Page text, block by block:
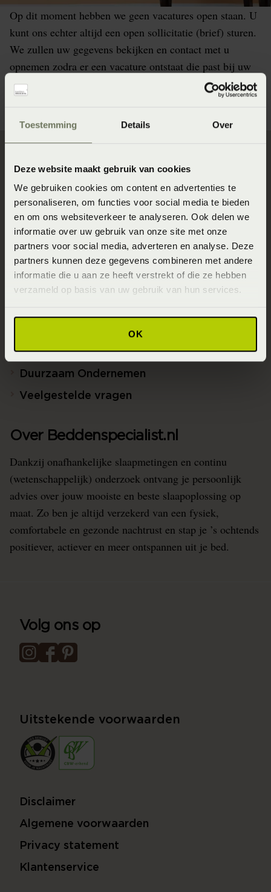
Toestemming Details Over
Deze website maakt gebruik van cookies
We gebruiken cookies om content en advertenties te
personaliseren, om functies voor social media te bieden
en om ons websiteverkeer te analyseren. Ook delen we
informatie over uw gebruik van onze site met onze
partners voor social media, adverteren en analyse. Deze
partners kunnen deze gegevens combineren met andere
informatie die u aan ze heeft verstrekt of die ze hebben
verzameld op basis van uw gebruik van hun services.
OK
Op dit moment hebben we geen vacatures open staan. U
kunt ons echter altijd een open sollicitatie (brief) sturen.
We zullen uw gegevens bekijken en contact met u
opnemen zodra er een vacature ontstaat die past bij uw
profiel.
Direct naar
Slaapgedrag Thuismeting
SlaapKwaliteit Score™
Winkels
Assortiment
Ontwerp jouw bed in 3D!
Beddenspecialist Business
Duurzaam Ondernemen
Veelgestelde vragen
Over Beddenspecialist.nl
Dankzij onafhankelijke slaapmetingen en continu
(wetenschappelijk) onderzoek ontvang je persoonlijk
advies over jouw mooiste en beste slaapoplossing op
maat. Zo ben je altijd verzekerd van een fysiek,
comfortabele en gezonde nachtrust en stap je ’s ochtends
positiever, actiever en meer ontspannen uit je bed.
Volg ons op
Uitstekende voorwaarden
Disclaimer
Algemene voorwaarden
Privacy statement
Klantenservice